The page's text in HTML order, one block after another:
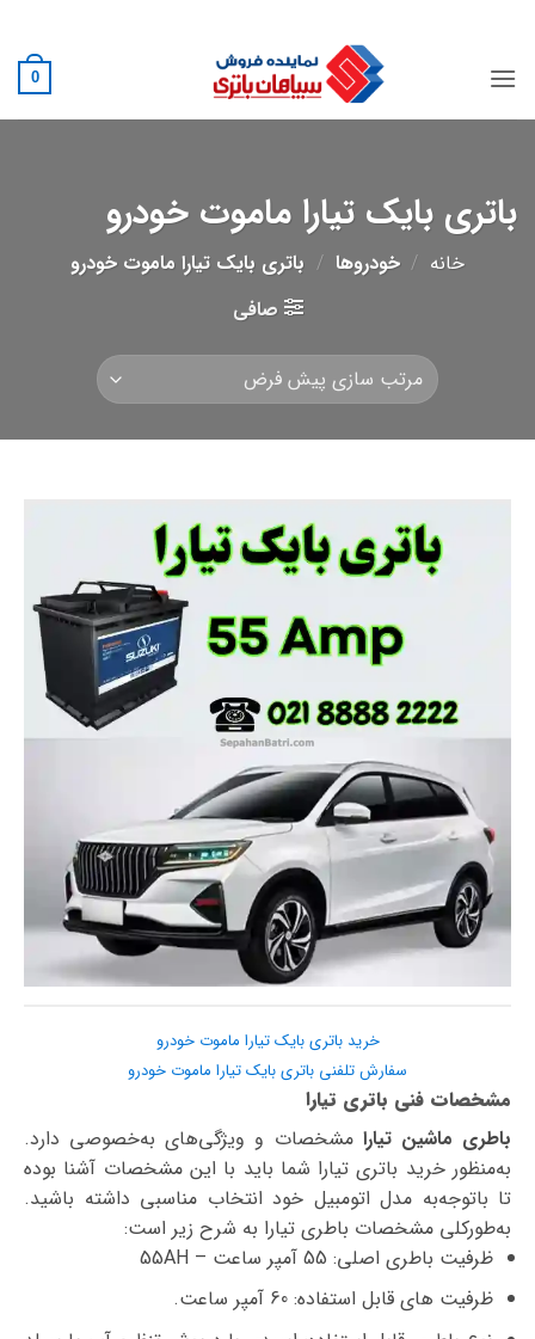
content
0
باتری بایک تیارا ماموت خودرو
خانه / خودروها / باتری بایک تیارا ماموت خودرو
صافی
خرید باتری بایک تیارا ماموت خودرو
سفارش تلفنی باتری بایک تیارا ماموت خودرو
مشخصات فنی باتری تیارا
باطری ماشین تیارا مشخصات و ویژگی‌های به‌خصوصی دارد.
به‌منظور خرید باتری تیارا شما باید با این مشخصات آشنا بوده
تا با‌توجه‌به مدل اتومبیل خود انتخاب مناسبی داشته باشید.
به‌طورکلی مشخصات باطری تیارا به شرح زیر است:
ظرفیت باطری اصلی: 55 آمپر ساعت – 55AH
ظرفیت های قابل استفاده: 60 آمپر ساعت.